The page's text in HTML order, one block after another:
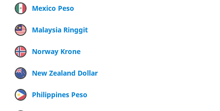
Mexico Peso
Malaysia Ringgit
Norway Krone
New Zealand Dollar
Philippines Peso